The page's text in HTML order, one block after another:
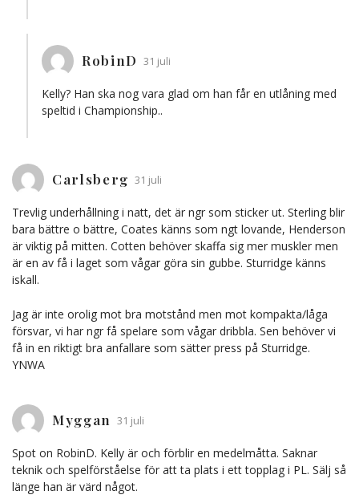
RobinD 31 juli
Kelly? Han ska nog vara glad om han får en utlåning med
speltid i Championship..
Carlsberg 31 juli
Trevlig underhållning i natt, det är ngr som sticker ut. Sterling blir
bara bättre o bättre, Coates känns som ngt lovande, Henderson
är viktig på mitten. Cotten behöver skaffa sig mer muskler men
är en av få i laget som vågar göra sin gubbe. Sturridge känns
iskall.
Jag är inte orolig mot bra motstånd men mot kompakta/låga
försvar, vi har ngr få spelare som vågar dribbla. Sen behöver vi
få in en riktigt bra anfallare som sätter press på Sturridge.
YNWA
Myggan 31 juli
Spot on RobinD. Kelly är och förblir en medelmåtta. Saknar
teknik och spelförståelse för att ta plats i ett topplag i PL. Sälj så
länge han är värd något.